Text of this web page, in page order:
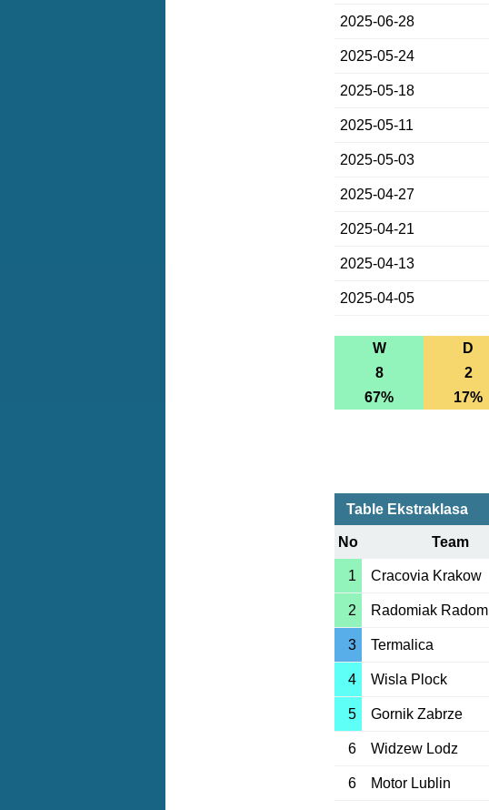
2025-06-28
2025-05-24
2025-05-18
2025-05-11
2025-05-03
2025-04-27
2025-04-21
2025-04-13
2025-04-05
W D
8
2
67%
17%
Table Ekstraklasa
No Team
1 Cracovia Krakow
2 Radomiak Radom
3 Termalica
4 Wisla Plock
5 Gornik Zabrze
6 Widzew Lodz
6 Motor Lublin